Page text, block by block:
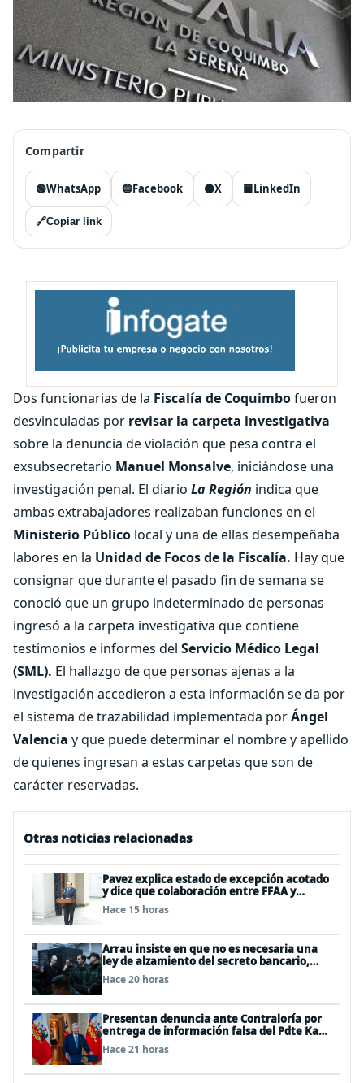
Compartir
🟢WhatsApp 🔵Facebook ⚫X 🟦LinkedIn
🔗Copiar link
Dos funcionarias de la Fiscalía de Coquimbofueron
desvinculadas por revisar la carpeta investigativa
sobre la denuncia de violación que pesa contra el
exsubsecretario Manuel Monsalve, iniciándose una
investigación penal. El diario La Región indica que
ambas extrabajadores realizaban funciones en el
Ministerio Público local y una de ellas desempeñaba
labores en la Unidad de Focos de la Fiscalía. Hay que
consignar que durante el pasado fin de semana se
conoció que un grupo indeterminado de personas
ingresó a la carpeta investigativa que contiene
testimonios e informes del Servicio Médico Legal
(SML). El hallazgo de que personas ajenas a la
investigación accedieron a esta información se da por
el sistema de trazabilidad implementada porÁngel
Valencia y que puede determinar el nombre y apellido
de quienes ingresan a estas carpetas que son de
carácter reservadas.
Otras noticias relacionadas
Pavez explica estado de excepción acotado
y dice que colaboración entre FFAA y
policías, “es algo del todo pertinente
analizar”
Hace 15 horas
Arrau insiste en que no es necesaria una
ley de alzamiento del secreto bancario,
porque ya existe
Hace 20 horas
Presentan denuncia ante Contraloría por
entrega de información falsa del Pdte Kast
en cadena nacional
Hace 21 horas